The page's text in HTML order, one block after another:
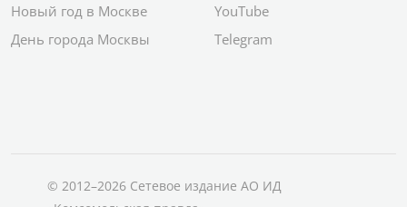
Новый год в Москве
День города Москвы
YouTube
Telegram
© 2012–2026 Сетевое издание АО ИД